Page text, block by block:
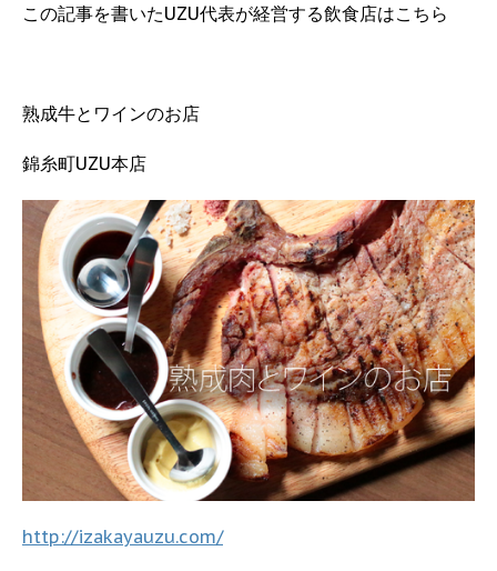
この記事を書いたUZU代表が経営する飲食店はこちら
熟成牛とワインのお店
錦糸町UZU本店
http://izakayauzu.com/